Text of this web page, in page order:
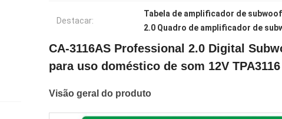
Destacar:
Tabela de amplificador de
2.0 Quadro de amplificador de
CA-3116AS Professional 2.0 Digital
para uso doméstico de som 12V TPA3116
Visão geral do produto